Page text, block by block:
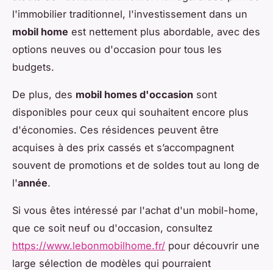
l'immobilier traditionnel, l'investissement dans un
mobil home est nettement plus abordable, avec des
options neuves ou d'occasion pour tous les
budgets.
De plus, des mobil homes d'occasion sont
disponibles pour ceux qui souhaitent encore plus
d'économies. Ces résidences peuvent être
acquises à des prix cassés et s’accompagnent
souvent de promotions et de soldes tout au long de
l'année.
Si vous êtes intéressé par l'achat d'un mobil-home,
que ce soit neuf ou d'occasion, consultez
https://www.lebonmobilhome.fr/ pour découvrir une
large sélection de modèles qui pourraient